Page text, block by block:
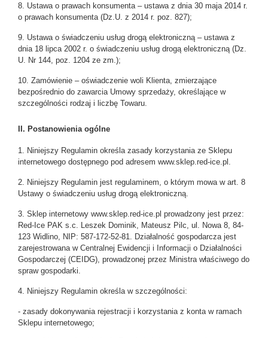
8. Ustawa o prawach konsumenta – ustawa z dnia 30 maja 2014 r.
o prawach konsumenta (Dz.U. z 2014 r. poz. 827);
9. Ustawa o świadczeniu usług drogą elektroniczną – ustawa z
dnia 18 lipca 2002 r. o świadczeniu usług drogą elektroniczną (Dz.
U. Nr 144, poz. 1204 ze zm.);
10. Zamówienie – oświadczenie woli Klienta, zmierzające
bezpośrednio do zawarcia Umowy sprzedaży, określające w
szczególności rodzaj i liczbę Towaru.
II. Postanowienia ogólne
1. Niniejszy Regulamin określa zasady korzystania ze Sklepu
internetowego dostępnego pod adresem www.sklep.red-ice.pl.
2. Niniejszy Regulamin jest regulaminem, o którym mowa w art. 8
Ustawy o świadczeniu usług drogą elektroniczną.
3. Sklep internetowy www.sklep.red-ice.pl prowadzony jest przez:
Red-Ice PAK s.c. Leszek Dominik, Mateusz Pilc, ul. Nowa 8, 84-
123 Widlino, NIP: 587-172-52-81. Działalność gospodarcza jest
zarejestrowana w Centralnej Ewidencji i Informacji o Działalności
Gospodarczej (CEIDG), prowadzonej przez Ministra właściwego do
spraw gospodarki.
4. Niniejszy Regulamin określa w szczególności:
- zasady dokonywania rejestracji i korzystania z konta w ramach
Sklepu internetowego;